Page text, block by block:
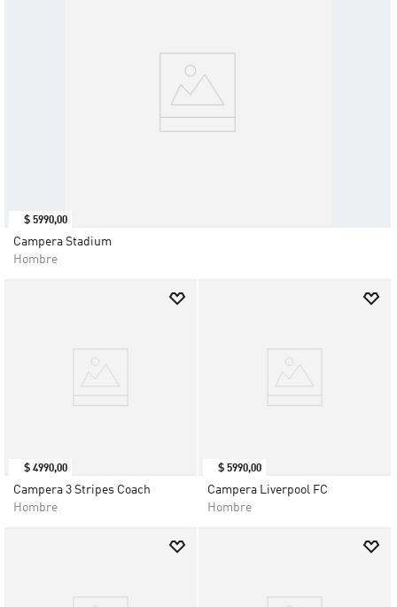
$ 5990,00
Campera Stadium
Hombre
$ 4990,00
Campera 3 Stripes Coach
Hombre
$ 5990,00
Campera Liverpool FC
Hombre